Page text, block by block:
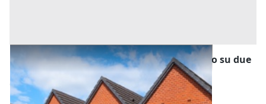
Asta Villette a schiera con deposito agricolo su due
livelli
Offerta minima
130.785 € 174.375 €